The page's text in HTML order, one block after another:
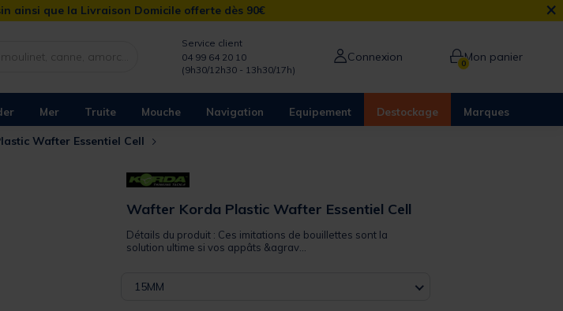
ainsi que la Livraison Domicile offerte dès 90€ ×
Service client
04 99 64 20 10
(9h30/12h30 - 13h30/17h)
Connexion 0Mon panier
Mer Truite Mouche Navigation Equipement Destockage Marques
Wafter Essentiel Cell
Wafter Korda Plastic Wafter Essentiel Cell
Détails du produit : Ces imitations de bouillettes sont la
solution ultime si vos appâts &agrav...
15MM